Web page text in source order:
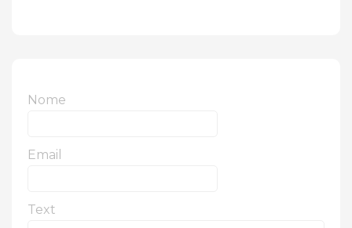
Nome
Email
Text